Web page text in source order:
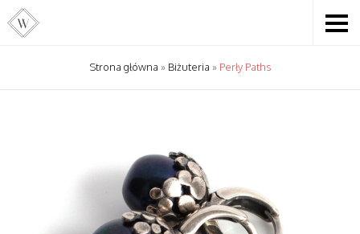
Strona główna » Biżuteria » Perły Paths